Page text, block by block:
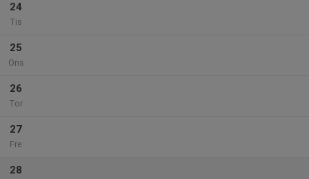
24
Tis
25
Ons
26
Tor
27
Fre
28